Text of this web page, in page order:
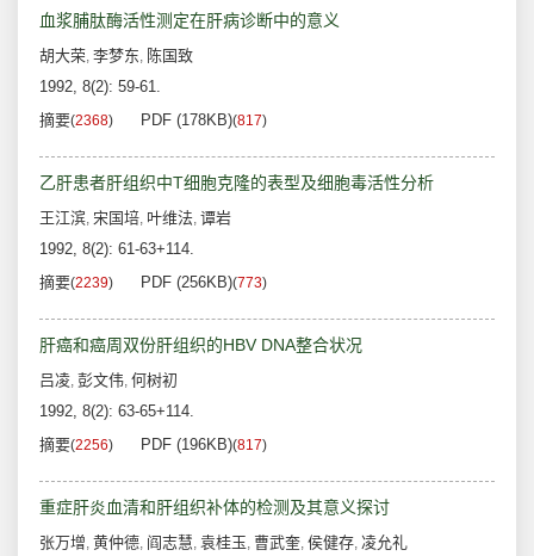
血浆脯肽酶活性测定在肝病诊断中的意义
胡大荣, 李梦东, 陈国致
1992, 8(2): 59-61.
摘要(2368) PDF (178KB)(817)
乙肝患者肝组织中T细胞克隆的表型及细胞毒活性分析
王江滨, 宋国培, 叶维法, 谭岩
1992, 8(2): 61-63+114.
摘要(2239) PDF (256KB)(773)
肝癌和癌周双份肝组织的HBV DNA整合状况
吕凌, 彭文伟, 何树初
1992, 8(2): 63-65+114.
摘要(2256) PDF (196KB)(817)
重症肝炎血清和肝组织补体的检测及其意义探讨
张万增, 黄仲德, 阎志慧, 袁桂玉, 曹武奎, 侯健存, 凌允礼